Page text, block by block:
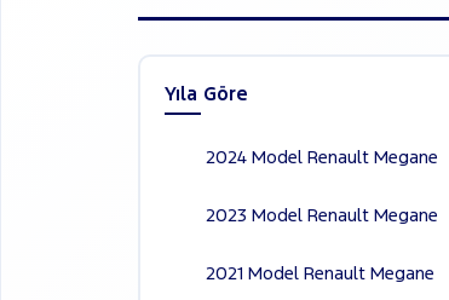
Yıla Göre
2024 Model Renault Megane
2023 Model Renault Megane
2021 Model Renault Megane